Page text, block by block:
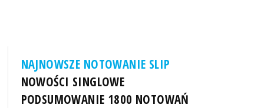
NAJNOWSZE NOTOWANIE SLIP
NOWOŚCI SINGLOWE
PODSUMOWANIE 1800 NOTOWAŃ